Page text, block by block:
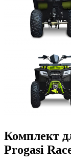
Комплект
Progasi